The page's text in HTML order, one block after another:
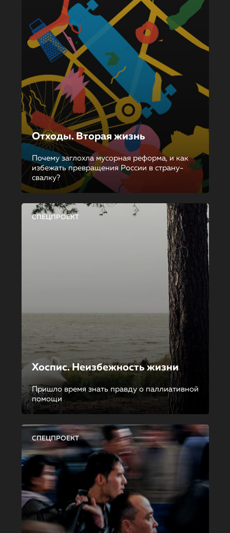
Отходы. Вторая жизнь
Почему заглохла мусорная реформа, и как
избежать превращения России в страну-
свалку?
СПЕЦПРОЕКТ
Хоспис. Неизбежность жизни
Пришло время знать правду о паллиативной
помощи
СПЕЦПРОЕКТ